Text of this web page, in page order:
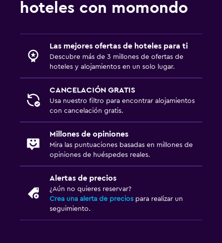
Habitación
Enchufe cerca de la cama
Sofá cama
Perchero
Armario o clóset
Piscina y spa
Bañera de hidromasaje
Toallas para piscina
hoteles con momondo
Las mejores ofertas de hoteles para ti
Descubre más de 3 millones de ofertas de
hoteles y alojamientos en un solo lugar.
CANCELACIÓN GRATIS
Usa nuestro filtro para encontrar alojamientos
con cancelación gratis.
Millones de opiniones
Mira las puntuaciones basadas en millones de
opiniones de huéspedes reales.
Alertas de precios
¿Aún no quieres reservar?
Crea una alerta de precios para realizar un
seguimiento.